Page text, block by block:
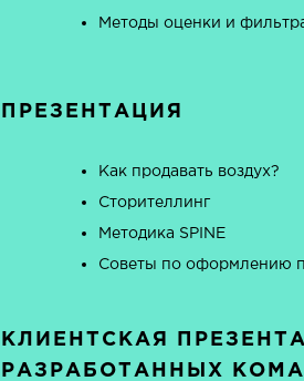
Методы оценки и
ПРЕЗЕНТАЦИЯ
Как продавать воздух?
Сторителлинг
Методика SPINE
Советы по оформлению
КЛИЕНТСКАЯ
РАЗРАБОТАННЫХ